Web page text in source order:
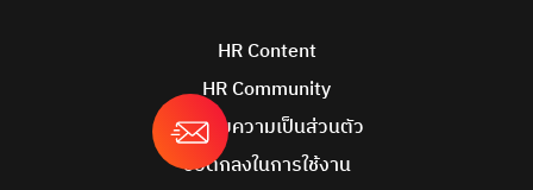
HR Content
HR Community
นโยบายความเป็นส่วนตัว
ข้อตกลงในการใช้งาน